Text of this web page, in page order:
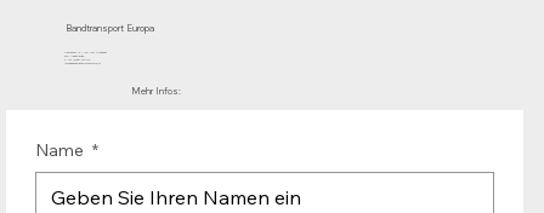
Bandtransport Europa
Mehr Infos:
Name *